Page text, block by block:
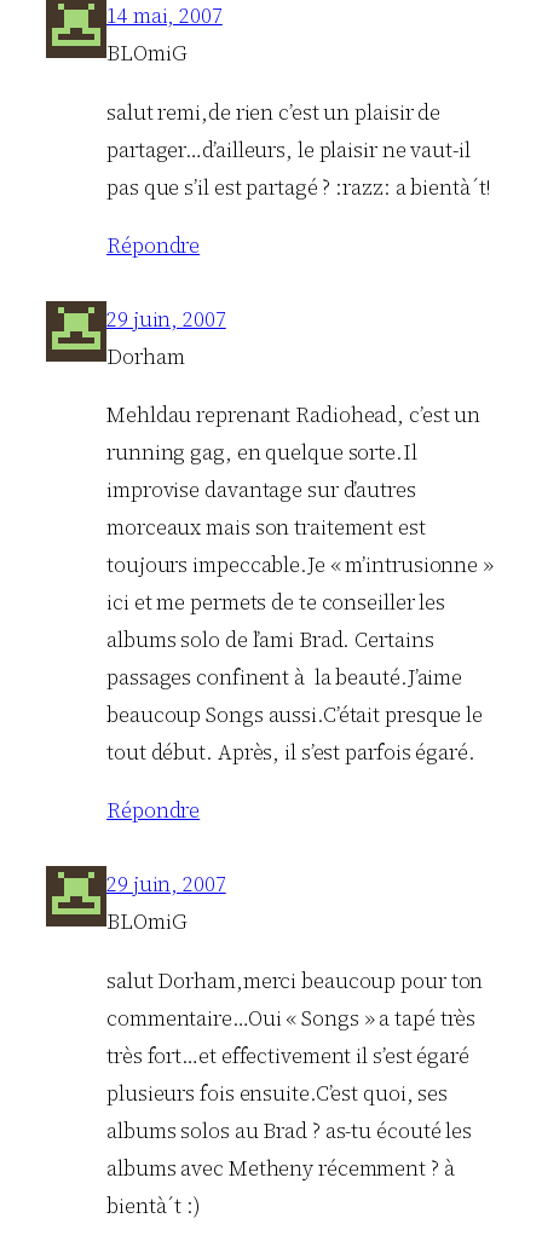
14 mai, 2007
BLOmiG
salut remi,de rien c’est un plaisir de
partager…d’ailleurs, le plaisir ne vaut-il
pas que s’il est partagé ? :razz: a bientà´t!
Répondre
29 juin, 2007
Dorham
Mehldau reprenant Radiohead, c’est un
running gag, en quelque sorte.Il
improvise davantage sur d’autres
morceaux mais son traitement est
toujours impeccable.Je « m’intrusionne »
ici et me permets de te conseiller les
albums solo de l’ami Brad. Certains
passages confinent à la beauté.J’aime
beaucoup Songs aussi.C’était presque le
tout début. Après, il s’est parfois égaré.
Répondre
29 juin, 2007
BLOmiG
salut Dorham,merci beaucoup pour ton
commentaire…Oui « Songs » a tapé très
très fort…et effectivement il s’est égaré
plusieurs fois ensuite.C’est quoi, ses
albums solos au Brad ? as-tu écouté les
albums avec Metheny récemment ? à
bientà´t :)